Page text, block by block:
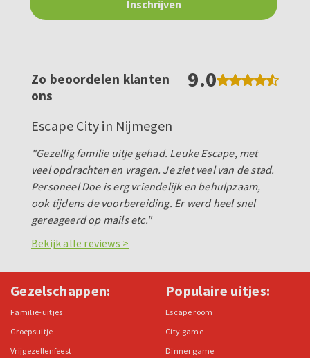
Zo beoordelen klanten
ons
9.0
Escape City in Nijmegen
"Gezellig familie uitje gehad. Leuke Escape, met
veel opdrachten en vragen. Je ziet veel van de stad.
Personeel Doe is erg vriendelijk en behulpzaam,
ook tijdens de voorbereiding. Er werd heel snel
gereageerd op mails etc."
Bekijk alle reviews >
Gezelschappen:
Familie-uitjes
Groepsuitje
Vrijgezellenfeest
Populaire uitjes:
Escape room
City game
Dinner game